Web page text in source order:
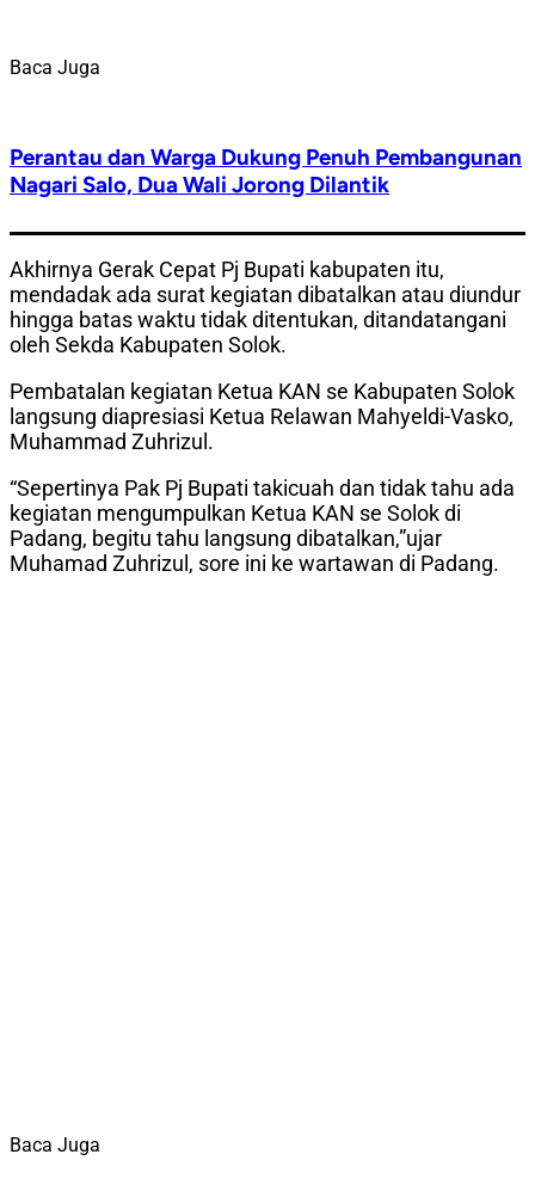
Baca Juga
Perantau dan Warga Dukung Penuh Pembangunan
Nagari Salo, Dua Wali Jorong Dilantik
Akhirnya Gerak Cepat Pj Bupati kabupaten itu,
mendadak ada surat kegiatan dibatalkan atau diundur
hingga batas waktu tidak ditentukan, ditandatangani
oleh Sekda Kabupaten Solok.
Pembatalan kegiatan Ketua KAN se Kabupaten Solok
langsung diapresiasi Ketua Relawan Mahyeldi-Vasko,
Muhammad Zuhrizul.
“Sepertinya Pak Pj Bupati takicuah dan tidak tahu ada
kegiatan mengumpulkan Ketua KAN se Solok di
Padang, begitu tahu langsung dibatalkan,”ujar
Muhamad Zuhrizul, sore ini ke wartawan di Padang.
Baca Juga